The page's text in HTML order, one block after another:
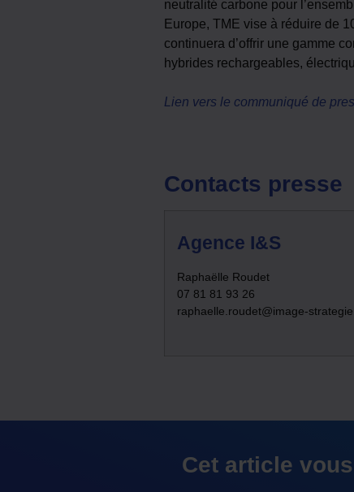
neutralité carbone pour
Europe, TME vise à réduire de
continuera d’offrir une gamme
hybrides rechargeables,
Lien vers le communiqué de
Contacts presse
Agence I&S
Raphaëlle Roudet
07 81 81 93 26
raphaelle.roudet@image-
Cet article